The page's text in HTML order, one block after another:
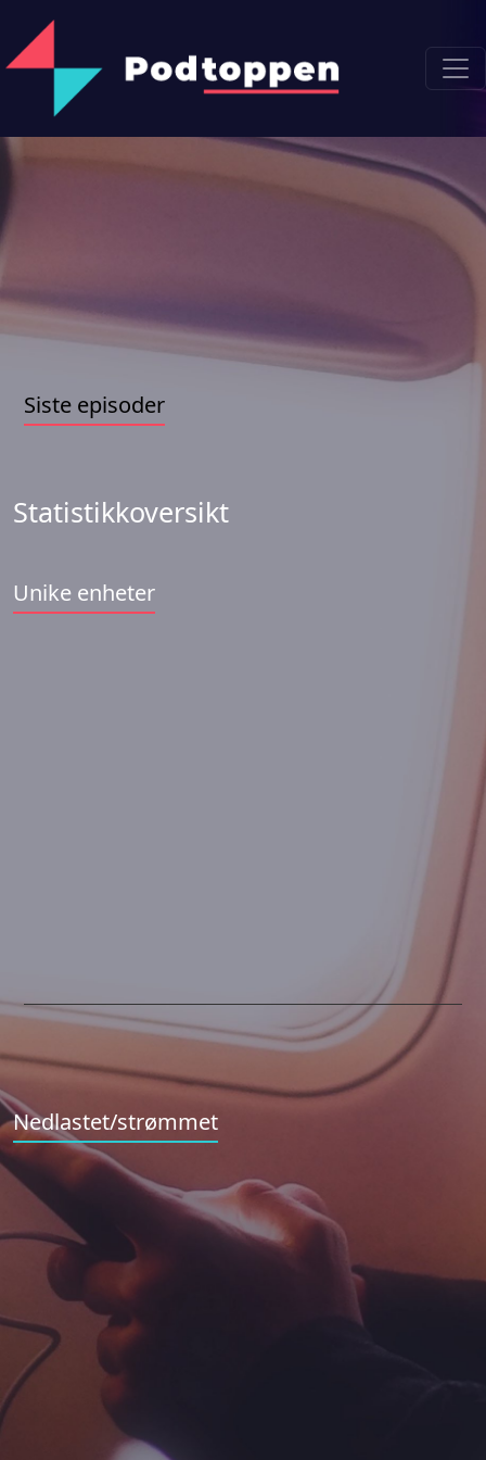
Siste episoder
Statistikkoversikt
Unike enheter
Nedlastet/strømmet